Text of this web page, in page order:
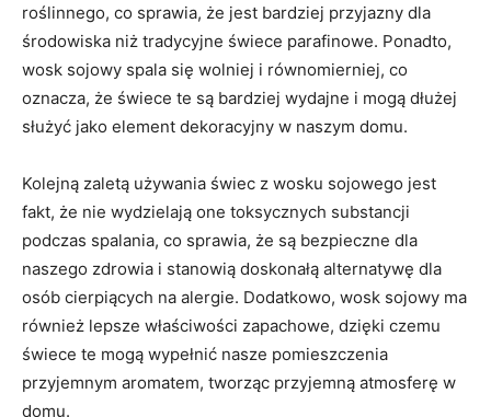
roślinnego, ​co sprawia,⁢ że jest bardziej przyjazny dla
środowiska⁤ niż ⁢tradycyjne świece⁣ parafinowe. ‌Ponadto,
⁤wosk sojowy spala się wolniej i równomierniej,⁤ co
oznacza, że świece‌ te są bardziej wydajne i⁤ mogą dłużej
służyć jako element dekoracyjny ⁤w naszym domu.
Kolejną zaletą używania świec‍ z ‍wosku sojowego jest
fakt,​ że nie wydzielają ‌one toksycznych substancji
‌podczas spalania,‌ co sprawia, że są⁢ bezpieczne dla
naszego zdrowia​ i stanowią doskonałą alternatywę dla
osób cierpiących na alergie. Dodatkowo, wosk sojowy ma
również lepsze właściwości zapachowe, dzięki czemu
świece‌ te mogą ‍wypełnić‌ nasze pomieszczenia⁢
przyjemnym aromatem, tworząc przyjemną atmosferę w
domu.